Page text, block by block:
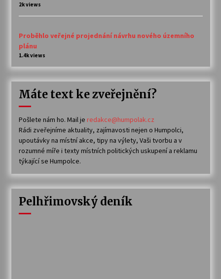
2k views
Proběhlo veřejné projednání návrhu nového územního
plánu
1.4k views
Máte text ke zveřejnění?
Pošlete nám ho. Mail je redakce@humpolak.cz
Rádi zveřejníme aktuality, zajímavosti nejen o Humpolci,
upoutávky na místní akce, tipy na výlety, Vaši tvorbu a v
rozumné míře i texty místních politických uskupení a reklamu
týkající se Humpolce.
Pelhřimovský deník